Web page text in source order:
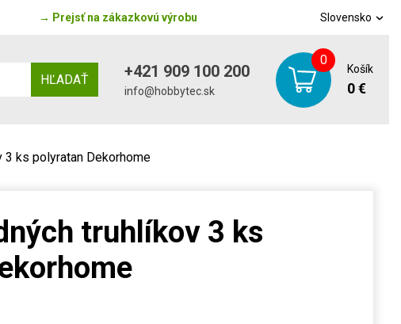
→ Prejsť na zákazkovú výrobu Slovensko
HĽADAŤ +421 909 100 200
info@hobbytec.sk
0
Košík
0 €
3 ks polyratan Dekorhome
truhlíkov 3 ks